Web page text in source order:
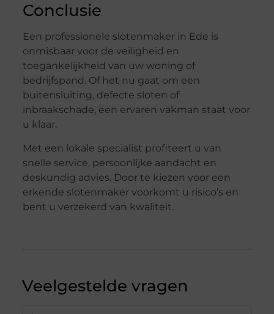
Conclusie
Een professionele slotenmaker in Ede is
onmisbaar voor de veiligheid en
toegankelijkheid van uw woning of
bedrijfspand. Of het nu gaat om een
buitensluiting, defecte sloten of
inbraakschade, een ervaren vakman staat voor
u klaar.
Met een lokale specialist profiteert u van
snelle service, persoonlijke aandacht en
deskundig advies. Door te kiezen voor een
erkende slotenmaker voorkomt u risico’s en
bent u verzekerd van kwaliteit.
Veelgestelde vragen